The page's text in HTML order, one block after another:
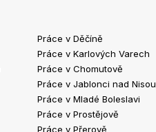
Práce v Děčíně
Práce v Karlových Varech
Práce v Chomutově
Práce v Jablonci nad Nisou
Práce v Mladé Boleslavi
Práce v Prostějově
Práce v Přerově